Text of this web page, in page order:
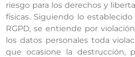
riesgo para los derechos y
físicas. Siguiendo lo
RGPD, se entiende por
los datos personales toda
que ocasione la destrucción,